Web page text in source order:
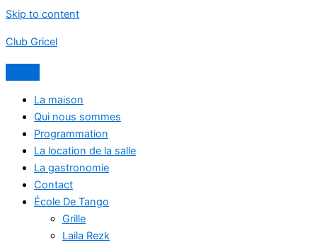
Skip to content
Club Gricel
La maison
Qui nous sommes
Programmation
La location de la salle
La gastronomie
Contact
École De Tango
Grille
Laila Rezk